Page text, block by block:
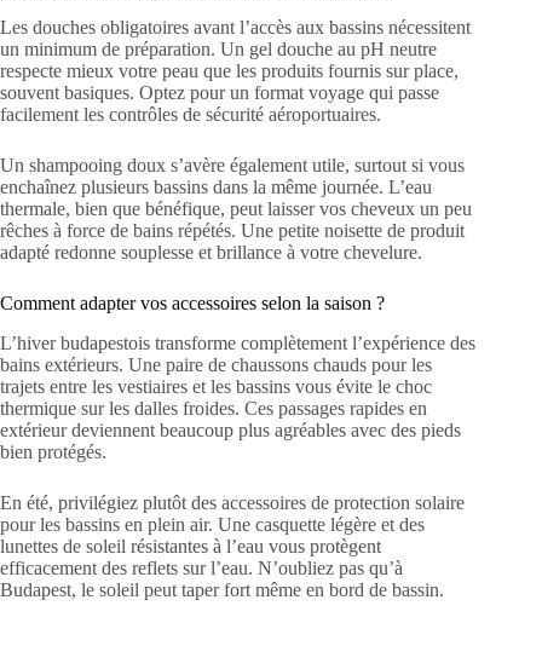
Les douches obligatoires avant l’accès aux bassins nécessitent
un minimum de préparation. Un gel douche au pH neutre
respecte mieux votre peau que les produits fournis sur place,
souvent basiques. Optez pour un format voyage qui passe
facilement les contrôles de sécurité aéroportuaires.
Un shampooing doux s’avère également utile, surtout si vous
enchaînez plusieurs bassins dans la même journée. L’eau
thermale, bien que bénéfique, peut laisser vos cheveux un peu
rêches à force de bains répétés. Une petite noisette de produit
adapté redonne souplesse et brillance à votre chevelure.
Comment adapter vos accessoires selon la saison ?
L’hiver budapestois transforme complètement l’expérience des
bains extérieurs. Une paire de chaussons chauds pour les
trajets entre les vestiaires et les bassins vous évite le choc
thermique sur les dalles froides. Ces passages rapides en
extérieur deviennent beaucoup plus agréables avec des pieds
bien protégés.
En été, privilégiez plutôt des accessoires de protection solaire
pour les bassins en plein air. Une casquette légère et des
lunettes de soleil résistantes à l’eau vous protègent
efficacement des reflets sur l’eau. N’oubliez pas qu’à
Budapest, le soleil peut taper fort même en bord de bassin.